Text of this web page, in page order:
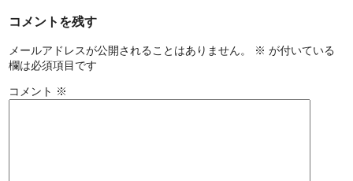
コメントを残す
メールアドレスが公開されることはありません。 ※ が付いている
欄は必須項目です
コメント ※